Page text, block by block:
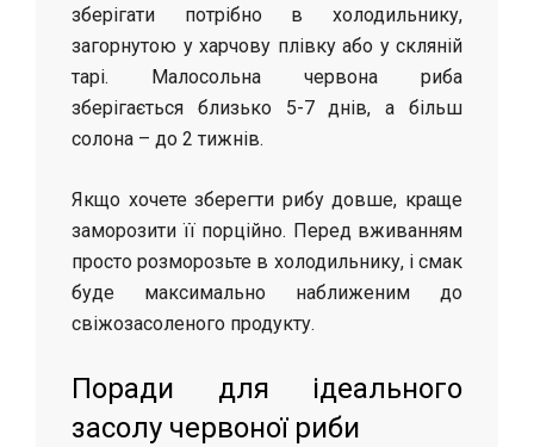
зберігати потрібно в холодильнику,
загорнутою у харчову плівку або у скляній
тарі. Малосольна червона риба
зберігається близько 5-7 днів, а більш
солона – до 2 тижнів.
Якщо хочете зберегти рибу довше, краще
заморозити її порційно. Перед вживанням
просто розморозьте в холодильнику, і смак
буде максимально наближеним до
свіжозасоленого продукту.
Поради для ідеального
засолу червоної риби